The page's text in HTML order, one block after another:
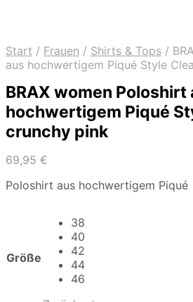
Start / Frauen / Shirts & Tops /
aus hochwertigem Piqué Style
BRAX women Poloshirt
hochwertigem Piqué
crunchy pink
69,95 €
Poloshirt aus hochwertigem Piqué
Größe
38
40
42
44
46